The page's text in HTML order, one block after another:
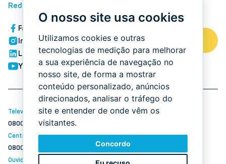
O nosso site usa cookies
Utilizamos cookies e outras
tecnologias de medição para melhorar
a sua experiência de navegação no
nosso site, de forma a mostrar
conteúdo personalizado, anúncios
direcionados, analisar o tráfego do
site e entender de onde vêm os
visitantes.
Concordo
Redes Sociais
Facebook
Instagram
LinkedIn
YouTube
Simule seu Consórcio
Televendas:
0800 645 4888
Central De Relacionamento:
0800 741 4646
Ouvidoria: